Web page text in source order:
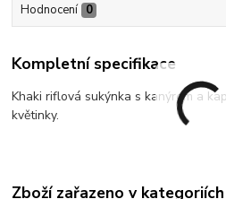
Hodnocení 0
Kompletní specifikace
Khaki riflová sukýnka s kanýrem a
květinky.
Zboží zařazeno v kategoriích